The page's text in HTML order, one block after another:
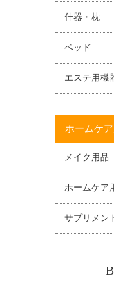
什器・枕
ベッド
エステ用機
ホームケ
メイク用品
ホームケア
サプリメン